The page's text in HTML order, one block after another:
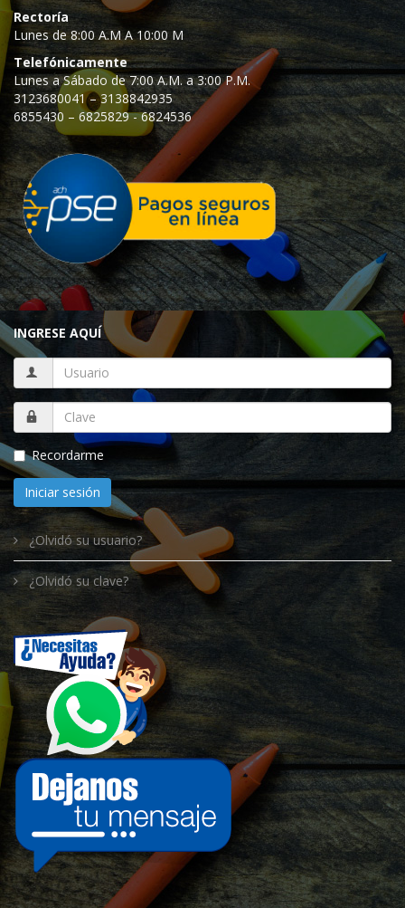
Rectoría
Lunes de 8:00 A.M A 10:00 M
Telefónicamente
Lunes a Sábado de 7:00 A.M. a 3:00 P.M.
3123680041 – 3138842935
6855430 – 6825829 - 6824536
INGRESE AQUÍ
Recordarme
Iniciar sesión
¿Olvidó su usuario?
¿Olvidó su clave?